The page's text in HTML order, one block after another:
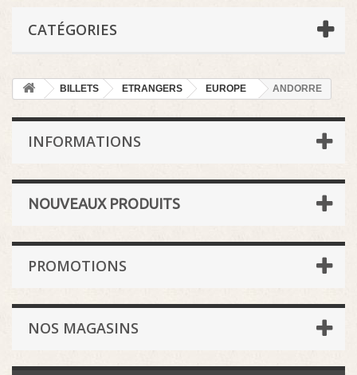
CATÉGORIES
BILLETS ETRANGERS EUROPE ANDORRE
INFORMATIONS
NOUVEAUX PRODUITS
PROMOTIONS
NOS MAGASINS